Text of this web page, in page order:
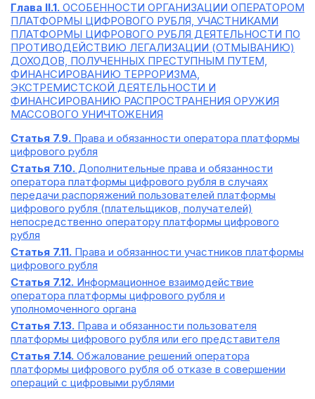
Глава II.1. ОСОБЕННОСТИ ОРГАНИЗАЦИИ ОПЕРАТОРОМ
ПЛАТФОРМЫ ЦИФРОВОГО РУБЛЯ, УЧАСТНИКАМИ
ПЛАТФОРМЫ ЦИФРОВОГО РУБЛЯ ДЕЯТЕЛЬНОСТИ ПО
ПРОТИВОДЕЙСТВИЮ ЛЕГАЛИЗАЦИИ (ОТМЫВАНИЮ)
ДОХОДОВ, ПОЛУЧЕННЫХ ПРЕСТУПНЫМ ПУТЕМ,
ФИНАНСИРОВАНИЮ ТЕРРОРИЗМА,
ЭКСТРЕМИСТСКОЙ ДЕЯТЕЛЬНОСТИ И
ФИНАНСИРОВАНИЮ РАСПРОСТРАНЕНИЯ ОРУЖИЯ
МАССОВОГО УНИЧТОЖЕНИЯ
Статья 7.9. Права и обязанности оператора платформы
цифрового рубля
Статья 7.10. Дополнительные права и обязанности
оператора платформы цифрового рубля в случаях
передачи распоряжений пользователей платформы
цифрового рубля (плательщиков, получателей)
непосредственно оператору платформы цифрового
рубля
Статья 7.11. Права и обязанности участников платформы
цифрового рубля
Статья 7.12. Информационное взаимодействие
оператора платформы цифрового рубля и
уполномоченного органа
Статья 7.13. Права и обязанности пользователя
платформы цифрового рубля или его представителя
Статья 7.14. Обжалование решений оператора
платформы цифрового рубля об отказе в совершении
операций с цифровыми рублями